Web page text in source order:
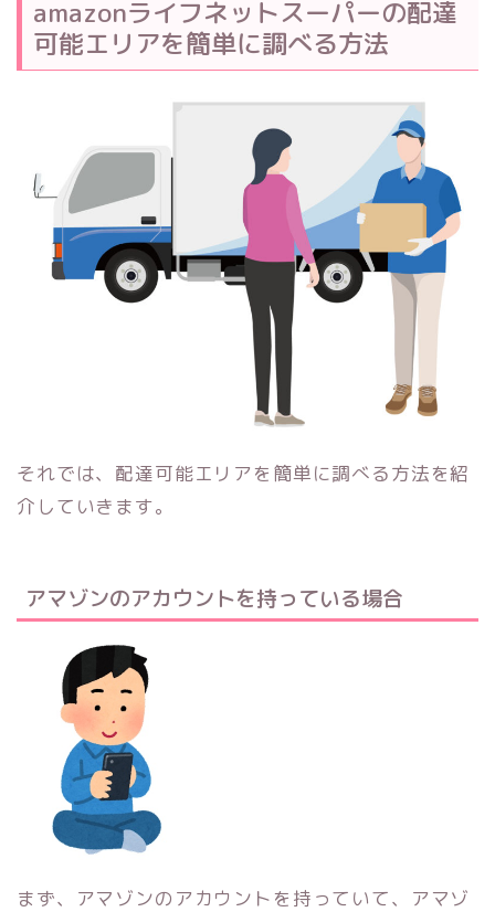
amazonライフネットスーパーの配達
可能エリアを簡単に調べる方法
それでは、配達可能エリアを簡単に調べる方法を紹
介していきます。
アマゾンのアカウントを持っている場合
まず、アマゾンのアカウントを持っていて、アマゾ